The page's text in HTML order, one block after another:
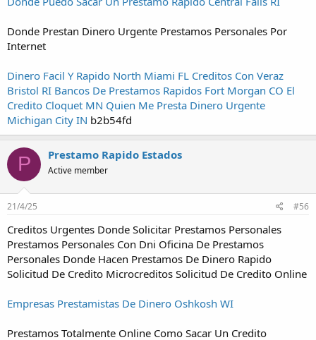
Donde Prestan Dinero Urgente Prestamos Personales Por
Internet
Dinero Facil Y Rapido North Miami FL Creditos Con Veraz
Bristol RI Bancos De Prestamos Rapidos Fort Morgan CO El
Credito Cloquet MN Quien Me Presta Dinero Urgente
Michigan City IN b2b54fd
P Prestamo Rapido Estados
Active member
21/4/25 #56
Creditos Urgentes Donde Solicitar Prestamos Personales
Prestamos Personales Con Dni Oficina De Prestamos
Personales Donde Hacen Prestamos De Dinero Rapido
Solicitud De Credito Microcreditos Solicitud De Credito Online
Empresas Prestamistas De Dinero Oshkosh WI
Prestamos Totalmente Online Como Sacar Un Credito